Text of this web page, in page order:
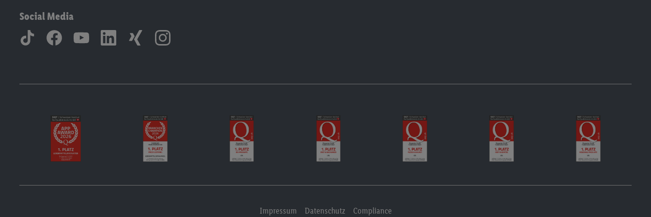
Social Media
Impressum Datenschutz Compliance